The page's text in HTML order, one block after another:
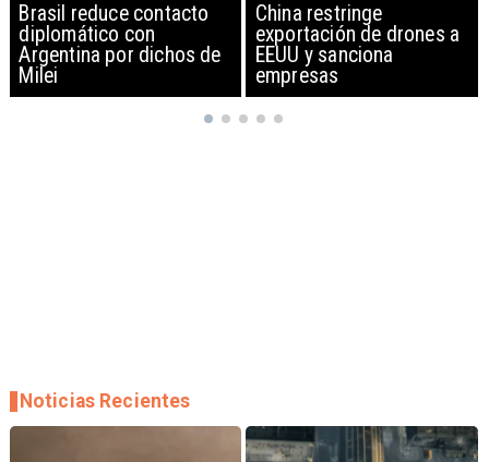
Brasil reduce contacto
diplomático con
Argentina por dichos de
Milei
China restringe
exportación de drones a
EEUU y sanciona
empresas
Noticias Recientes